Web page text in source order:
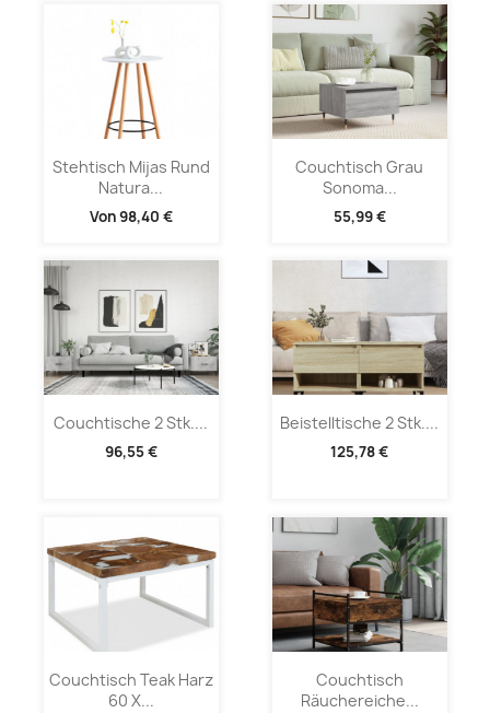
Stehtisch Mijas Rund
Natura...
Von98,40 €
Couchtisch Grau
Sonoma...
55,99 €
Couchtische 2 Stk....
96,55 €
Beistelltische 2 Stk....
125,78 €
Couchtisch Teak Harz
60 X...
Couchtisch
Räuchereiche...